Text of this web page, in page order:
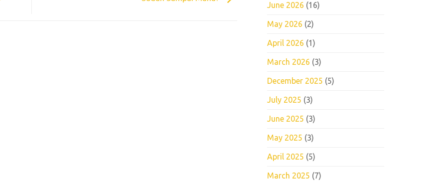
June 2026 (16)
May 2026 (2)
April 2026 (1)
March 2026 (3)
December 2025 (5)
July 2025 (3)
June 2025 (3)
May 2025 (3)
April 2025 (5)
March 2025 (7)